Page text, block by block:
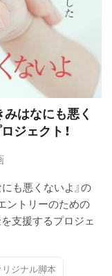
はなにも悪く
ジェクト！
も悪くないよ』の
ントリーのための
支援するプロジェ
ジナル脚本